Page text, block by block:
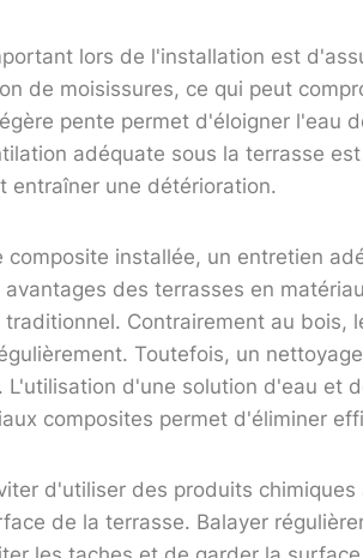
lors de l'installation est
de moisissures, ce qui peut
pente permet d'éloigner l'eau
adéquate sous la terrasse
entraîner une détérioration.
composite installée, un entretien
avantages des terrasses en
Contrairement au bois,
Toutefois, un
L'utilisation d'une solution d'eau et
composites permet d'éliminer
d'utiliser des produits
de la terrasse. Balayer